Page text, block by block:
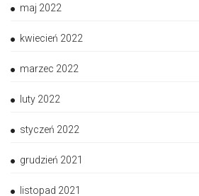
maj 2022
kwiecień 2022
marzec 2022
luty 2022
styczeń 2022
grudzień 2021
listopad 2021